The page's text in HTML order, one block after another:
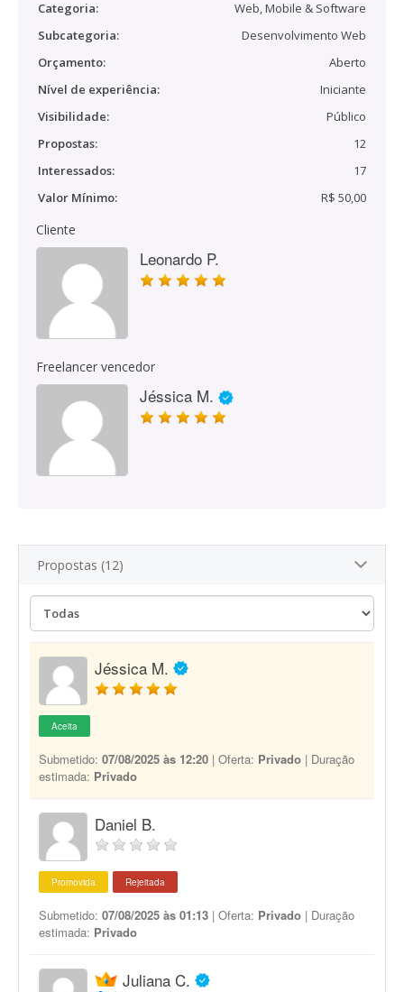
Categoria:
Web, Mobile & Software
Subcategoria:
Desenvolvimento Web
Orçamento:
Aberto
Nível de experiência:
Iniciante
Visibilidade:
Público
Propostas:
12
Interessados:
17
Valor Mínimo:
R$ 50,00
Cliente
Leonardo P.
Freelancer vencedor
Jéssica M.
Propostas (12)
Jéssica M.
Aceita
Submetido: 07/08/2025 às 12:20 | Oferta: Privado | Duração
estimada: Privado
Daniel B.
Promovida Rejeitada
Submetido: 07/08/2025 às 01:13 | Oferta: Privado | Duração
estimada: Privado
Juliana C.